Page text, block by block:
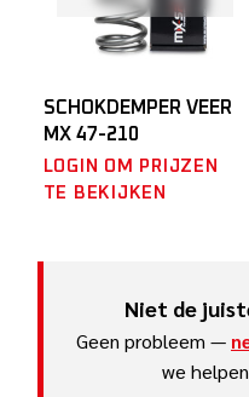
SCHOKDEMPER VEER
MX 47-210
LOGIN OM PRIJZEN
TE BEKIJKEN
Niet de
Geen probleem —
we